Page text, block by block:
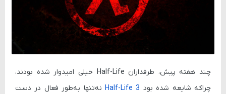
چند هفته پیش، طرفداران Half-Life خیلی امیدوار شده بودند،
چراکه شایعه شده بود Half-Life 3 نه‌تنها به‌طور فعال در دست